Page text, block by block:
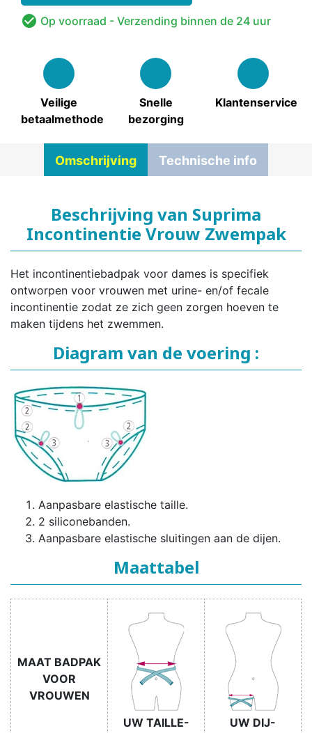
 Op voorraad - Verzending binnen de 24 uur
Veilige
betaalmethode
Snelle
bezorging
Klantenservice
Omschrijving Technische info
Beschrijving van Suprima
Incontinentie Vrouw Zwempak
Het incontinentiebadpak voor dames is specifiek
ontworpen voor vrouwen met urine- en/of fecale
incontinentie zodat ze zich geen zorgen hoeven te
maken tijdens het zwemmen.
Diagram van de voering :
Aanpasbare elastische taille.
2 siliconebanden.
Aanpasbare elastische sluitingen aan de dijen.
Maattabel
MAAT BADPAK
VOOR
VROUWEN
UW TAILLE-
UW DIJ-